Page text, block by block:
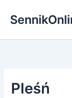
Pleśń